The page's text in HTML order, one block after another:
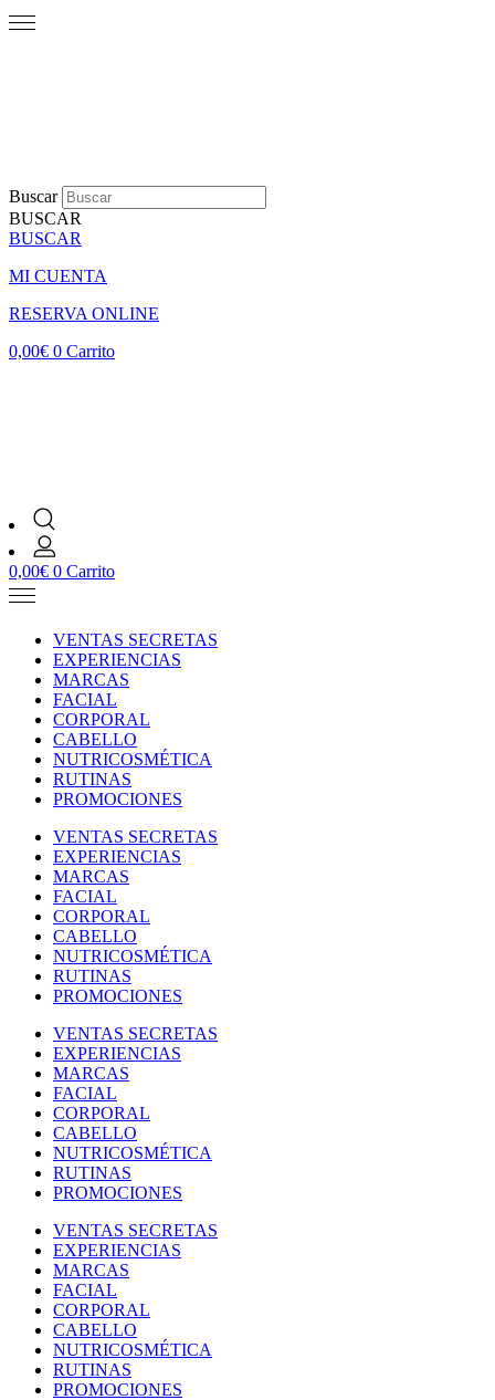
Buscar
BUSCAR
BUSCAR
MI CUENTA
RESERVA ONLINE
0,00€ 0 Carrito
0,00€ 0 Carrito
VENTAS SECRETAS
EXPERIENCIAS
MARCAS
FACIAL
CORPORAL
CABELLO
NUTRICOSMÉTICA
RUTINAS
PROMOCIONES
VENTAS SECRETAS
EXPERIENCIAS
MARCAS
FACIAL
CORPORAL
CABELLO
NUTRICOSMÉTICA
RUTINAS
PROMOCIONES
VENTAS SECRETAS
EXPERIENCIAS
MARCAS
FACIAL
CORPORAL
CABELLO
NUTRICOSMÉTICA
RUTINAS
PROMOCIONES
VENTAS SECRETAS
EXPERIENCIAS
MARCAS
FACIAL
CORPORAL
CABELLO
NUTRICOSMÉTICA
RUTINAS
PROMOCIONES